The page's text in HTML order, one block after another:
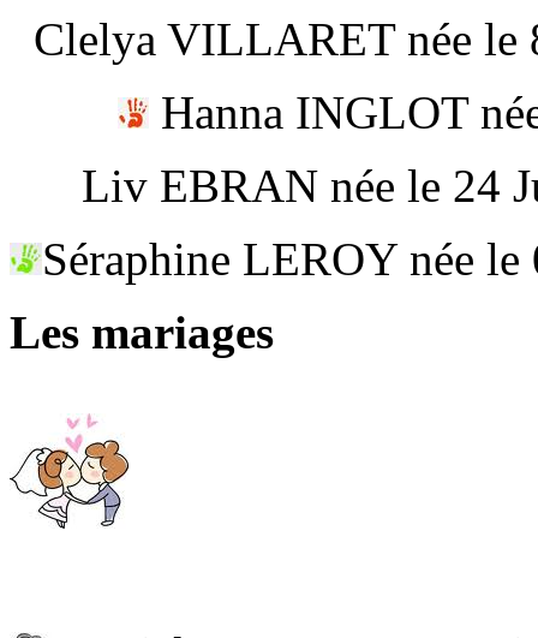
Clelya VILLARET
Hanna INGLOT
Liv EBRAN née le 24
Séraphine LEROY née le
Les mariages